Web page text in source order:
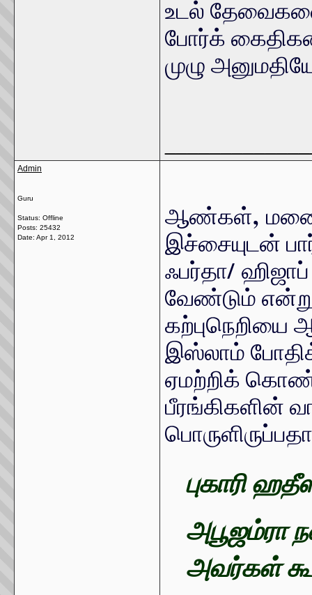
உடல்
போர்க்
முழு
Admin
Guru
Status: Offline
Posts: 25432
Date: Apr 1, 2012
ஆண்கள்,
இச்சையுடன்
ஃபர்தா/
வேண்டும் என்று
இஸ்லாம்
ஏமற்றிக்
பீரங்கிகளின்
புகாரி
அபூஜம்ரா
அவர்கள்